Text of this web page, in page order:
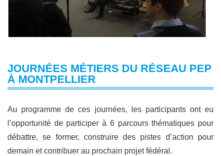
JOURNÉES MÉTIERS DU RÉSEAU PEP
À MONTPELLIER
Au programme de ces journées, les participants ont eu
l’opportunité de participer à 6 parcours thématiques pour
débattre, se former, construire des pistes d’action pour
demain et contribuer au prochain projet fédéral.